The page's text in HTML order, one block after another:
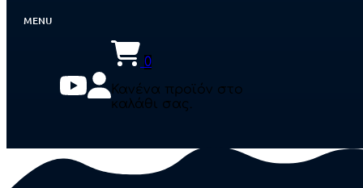
0
Κανένα προϊόν στο
καλάθι σας.